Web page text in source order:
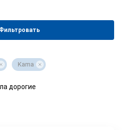
Фильтровать
Kama
дорогие